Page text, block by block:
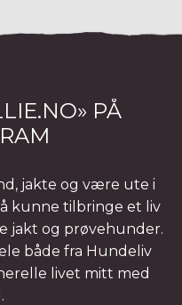
PÅ
jakte og være ute i
kunne tilbringe et liv
jakt og prøvehunder.
både fra Hundeliv
livet mitt med